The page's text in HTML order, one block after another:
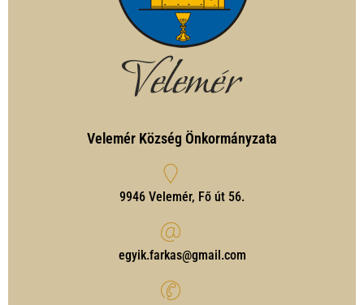
Velemér Község Önkormányzata
9946 Velemér, Fő út 56.
egyik.farkas@gmail.com